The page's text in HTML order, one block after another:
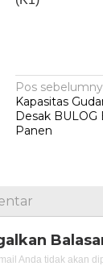
pos
Pos
Kapasitas
Desak
Panen
Anda tidak akan